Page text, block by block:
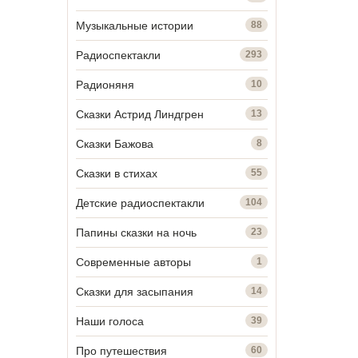
Музыкальные истории 88
Радиоспектакли 293
Радионяня 10
Сказки Астрид Линдгрен 13
Сказки Бажова 8
Сказки в стихах 55
Детские радиоспектакли 104
Папины сказки на ночь 23
Современные авторы 1
Сказки для засыпания 14
Наши голоса 39
Про путешествия 60